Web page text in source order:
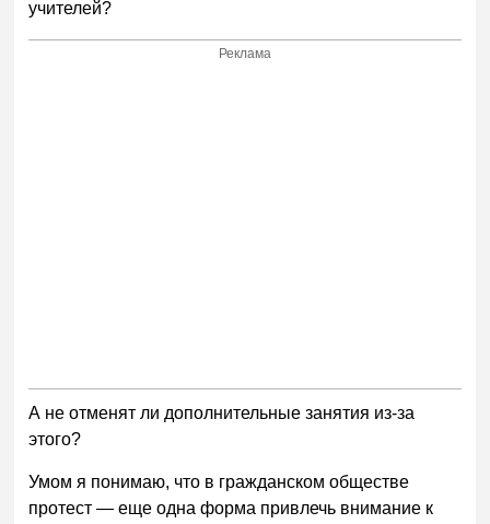
учителей?
Реклама
А не отменят ли дополнительные занятия из-за
этого?
Умом я понимаю, что в гражданском обществе
протест — еще одна форма привлечь внимание к